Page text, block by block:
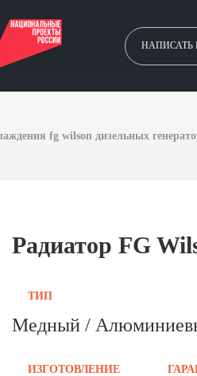
fg wilson дизельных
Радиатор FG
ТИП
Медный /
ИЗГОТОВЛЕНИЕ